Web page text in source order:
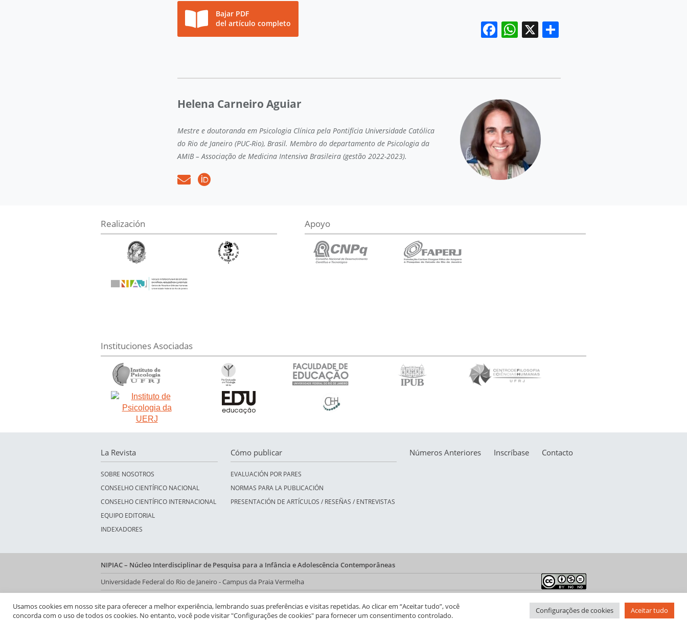
Bajar PDF
del artículo completo
Facebook
WhatsApp
X
Helena Carneiro Aguiar
Mestre e doutoranda em Psicologia Clínica pela Pontifícia Universidade Católica
do Rio de Janeiro (PUC-Rio), Brasil. Membro do departamento de Psicologia da
AMIB – Associação de Medicina Intensiva Brasileira (gestão 2022-2023).
Realización Apoyo
Instituciones Asociadas
La Revista
SOBRE NOSOTROS
CONSELHO CIENTÍFICO NACIONAL
CONSELHO CIENTÍFICO INTERNACIONAL
EQUIPO EDITORIAL
INDEXADORES
Cómo publicar
EVALUACIÓN POR PARES
NORMAS PARA LA PUBLICACIÓN
PRESENTACIÓN DE ARTÍCULOS / RESEÑAS / ENTREVISTAS
Números Anteriores Inscríbase Contacto
NIPIAC – Núcleo Interdisciplinar de Pesquisa para a Infância e Adolescência Contemporâneas
Universidade Federal do Rio de Janeiro - Campus da Praia Vermelha
Rio de Janeiro - RJ, Brasil | CEP 22.290-902
Usamos cookies em nosso site para oferecer a melhor experiência, lembrando suas preferências e visitas repetidas. Ao clicar em “Aceitar tudo”, você
concorda com o uso de todos os cookies. No entanto, você pode visitar "Configurações de cookies" para fornecer um consentimento controlado.
Configurações de cookies Aceitar tudo